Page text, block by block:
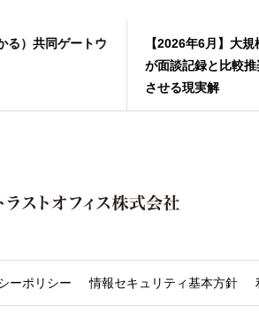
者として募集業務・顧客管理・業法対
応の実務を自ら経験。その現場感覚をプ
ロダクト開発と代理店支援に活かし続け
ートウ
【2026年6月】大規模代理店
が面談記録と比較推奨を定着
させる現実解
ーポリシー 情報セキュリティ基本方針